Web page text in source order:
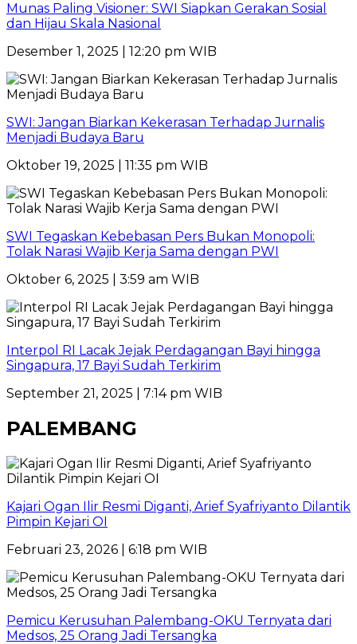
Munas Paling Visioner: SWI Siapkan Gerakan Sosial
dan Hijau Skala Nasional
Desember 1, 2025 | 12:20 pm WIB
SWI: Jangan Biarkan Kekerasan Terhadap Jurnalis
Menjadi Budaya Baru
Oktober 19, 2025 | 11:35 pm WIB
SWI Tegaskan Kebebasan Pers Bukan Monopoli:
Tolak Narasi Wajib Kerja Sama dengan PWI
Oktober 6, 2025 | 3:59 am WIB
Interpol RI Lacak Jejak Perdagangan Bayi hingga
Singapura, 17 Bayi Sudah Terkirim
September 21, 2025 | 7:14 pm WIB
PALEMBANG
Kajari Ogan Ilir Resmi Diganti, Arief Syafriyanto Dilantik
Pimpin Kejari OI
Februari 23, 2026 | 6:18 pm WIB
Pemicu Kerusuhan Palembang-OKU Ternyata dari
Medsos, 25 Orang Jadi Tersangka